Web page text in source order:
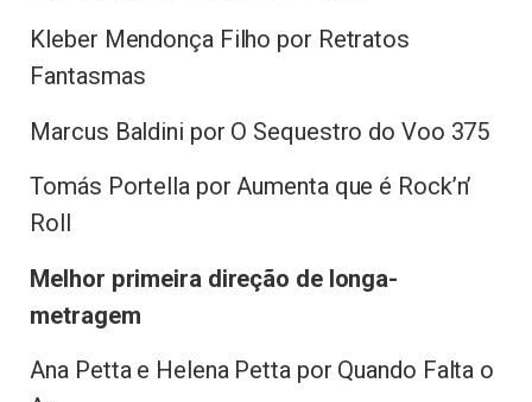
Kleber Mendonça Filho por Retratos
Fantasmas
Marcus Baldini por O Sequestro do Voo 375
Tomás Portella por Aumenta que é Rock’n’
Roll
Melhor primeira direção de longa-
metragem
Ana Petta e Helena Petta por Quando Falta o